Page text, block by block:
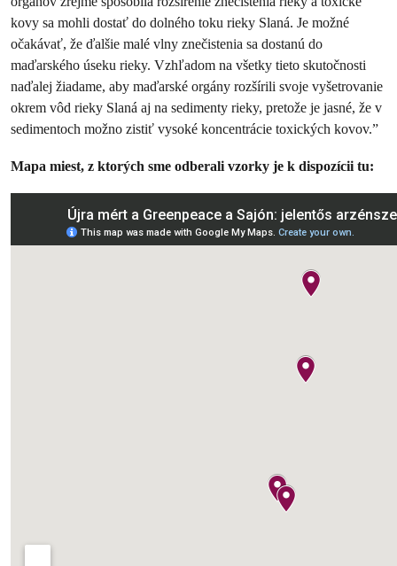
kovy sa mohli dostať do dolného toku rieky Slaná. Je možné
očakávať, že ďalšie malé vlny znečistenia sa dostanú do
maďarského úseku rieky. Vzhľadom na všetky tieto skutočnosti
naďalej žiadame, aby maďarské orgány rozšírili svoje vyšetrovanie
okrem vôd rieky Slaná aj na sedimenty rieky, pretože je jasné, že v
sedimentoch možno zistiť vysoké koncentrácie toxických kovov.”
Mapa miest, z ktorých sme odberali vzorky je k dispozícii tu: